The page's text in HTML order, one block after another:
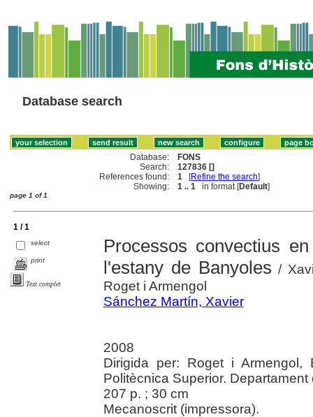
Database search
Database:
FONS
Search:
127836 []
References found:
1 [Refine the search]
Showing:
1 .. 1 in format [Default]
page 1 of 1
1 / 1
select
print
Text complet
Processos convectius
l'estany de Banyoles /
Roget i Armengol
Sánchez Martín, Xavier
2008
Dirigida per: Roget i Armengol,
Politècnica Superior.
207 p. ; 30 cm
Mecanoscrit (impressora).